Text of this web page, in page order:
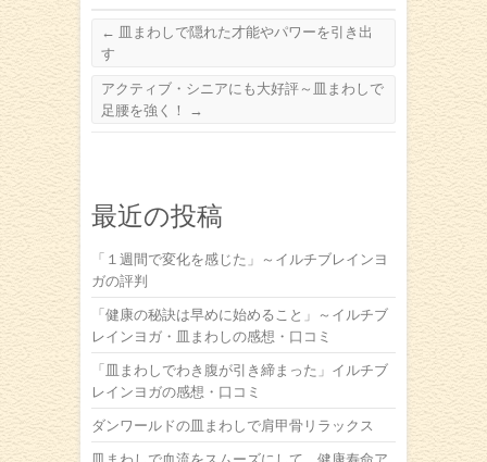
← 皿まわしで隠れた才能やパワーを引き出
す
アクティブ・シニアにも大好評～皿まわしで
足腰を強く！
→
最近の投稿
「１週間で変化を感じた」～イルチブレインヨ
ガの評判
「健康の秘訣は早めに始めること」～イルチブ
レインヨガ・皿まわしの感想・口コミ
「皿まわしでわき腹が引き締まった」イルチブ
レインヨガの感想・口コミ
ダンワールドの皿まわしで肩甲骨リラックス